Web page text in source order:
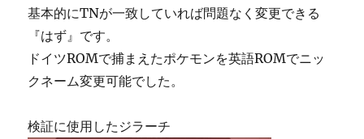
基本的にTNが一致していれば問題なく変更できる
『はず』です。
ドイツROMで捕まえたポケモンを英語ROMでニッ
クネーム変更可能でした。
検証に使用したジラーチ